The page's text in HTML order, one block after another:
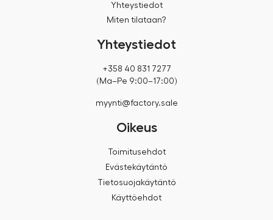
Yhteystiedot
Miten tilataan?
Yhteystiedot
+358 40 831 7277
(Ma–Pe 9:00–17:00)
myynti@factory.sale
Oikeus
Toimitusehdot
Evästekäytäntö
Tietosuojakäytäntö
Käyttöehdot